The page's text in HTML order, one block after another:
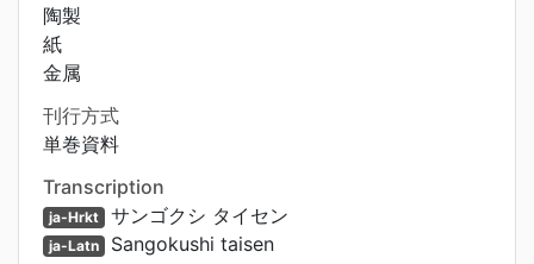
陶製
紙
金属
刊行方式
単巻資料
Transcription
ja-Hrkt サンゴクシ タイセン
ja-Latn Sangokushi taisen